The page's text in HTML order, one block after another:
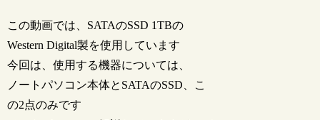
この動画では、SATAのSSD 1TBの
Western Digital製を使用しています
今回は、使用する機器については、
ノートパソコン本体とSATAのSSD、こ
の2点のみです